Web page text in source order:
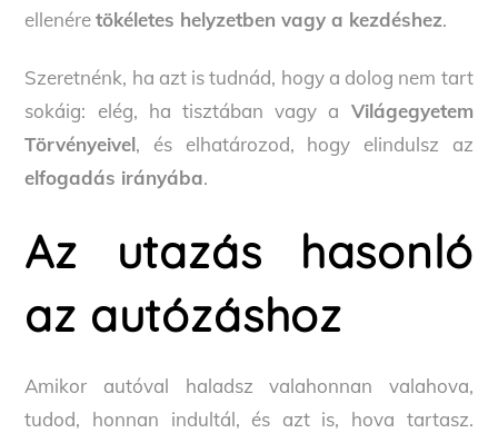
ellenéretökéletes helyzetben vagy a kezdéshez.
Szeretnénk, ha azt is tudnád, hogy a dolog nem tart
sokáig: elég, ha tisztában vagy a Világegyetem
Törvényeivel, és elhatározod, hogy elindulsz az
elfogadás irányába.
Az utazás hasonló
az autózáshoz
Amikor autóval haladsz valahonnan valahova,
tudod, honnan indultál, és azt is, hova tartasz.